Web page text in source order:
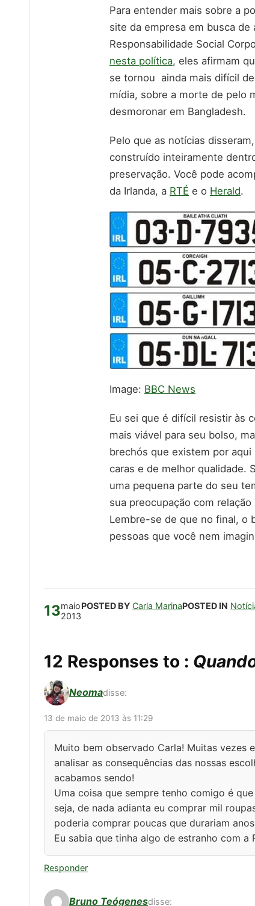
Para entender mais sobre a
site da empresa em busca
Responsabilidade Social
nesta política, eles afirmam
se tornou ainda mais difícil
mídia, sobre a morte de pelo
desmoronar em Bangladesh.
Pelo que as notícias
construído inteiramente
preservação. Você pode
da Irlanda, a RTÉ e o Herald.
Image: BBC News
Eu sei que é difícil resistir às
mais viável para seu bolso,
brechós que existem por
caras e de melhor qualidade.
uma pequena parte do seu
sua preocupação com
Lembre-se de que no final, o
pessoas que você nem
13maio
2013
POSTED BY Carla MarinaPOSTED IN
12 Responses to :
Neomadisse:
13 de maio de 2013 às 11:29
Muito bem observado Carla! Muitas vezes
analisar as consequências das nossas
acabamos sendo!
Uma coisa que sempre tenho comigo é
seja, de nada adianta eu comprar mil
poderia comprar poucas que durariam
Eu sabia que tinha algo de estranho com
Responder
Bruno Teógenesdisse: